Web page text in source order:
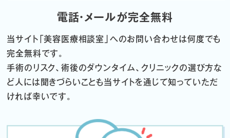
電話・メールが完全無料
当サイト「美容医療相談室」へのお問い合わせは何度でも
完全無料です。
手術のリスク、術後のダウンタイム、クリニックの選び方な
ど 人には聞きづらいことも当サイトを通じて知っていただ
ければ幸いです。